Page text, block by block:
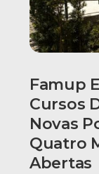
Famup
Cursos
Novas
Quatro
Abertas